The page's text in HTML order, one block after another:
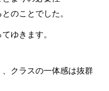
のことでした。
ゆきます。
クラスの一体感は抜群